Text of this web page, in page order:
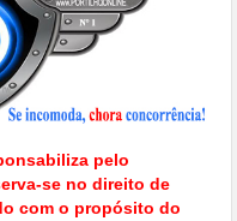
pelo
se no direito de
com o propósito do